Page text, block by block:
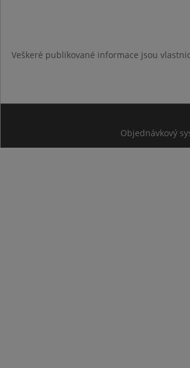
Veškeré publikované informace jsou
Objednávkový